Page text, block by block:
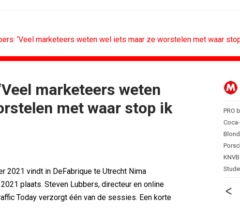
‘Veel marketeers weten wel iets maar ze worstelen met waar
marketeers weten
met waar stop ik
2021 vindt in DeFabrique te Utrecht Nima
plaats. Steven Lubbers, directeur en online
Today verzorgt één van de sessies. Een korte
Lee...
op...
voor...
over
CONTENTMARKETING
Internationale award voor Holland...
WWF en CPNB introduceren Groene...
PRO